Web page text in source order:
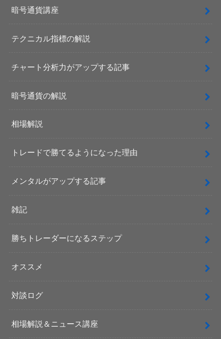
暗号通貨講座
テクニカル指標の解説
チャート分析力がアップする記事
暗号通貨の解説
相場解説
トレードで勝てるようになった理由
メンタルがアップする記事
雑記
勝ちトレーダーになるステップ
オススメ
対談ログ
相場解説＆ニュース講座